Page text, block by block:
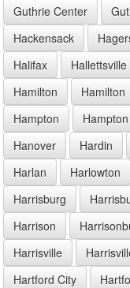
Guthrie Center
Hackensack
Halifax
Hallettsville
Hamilton
Hamilton
Hampton
Hampton
Hanover
Hardin
Harlan
Harlowton
Harrisburg
Harrison
Harrisville
Hartford City